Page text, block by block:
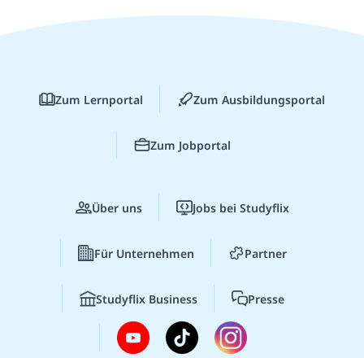
Zum Lernportal Zum Ausbildungsportal
Zum Jobportal
Über uns Jobs bei Studyflix
Für Unternehmen Partner
Studyflix Business Presse